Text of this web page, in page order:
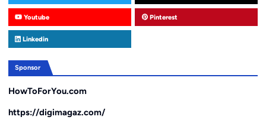
Youtube Pinterest
Linkedin
Sponsor
HowToForYou.com
https://digimagaz.com/